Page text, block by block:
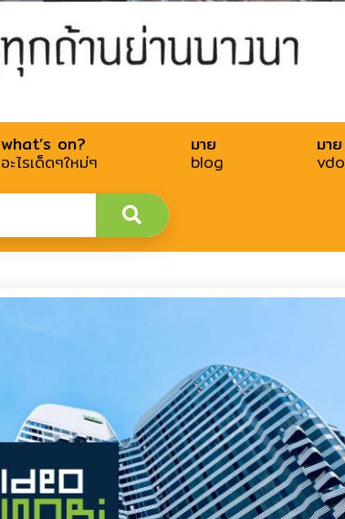
what’s on?
อะไรเด็ดๆใหม่ๆ
มาย
blog
มาย
vdo